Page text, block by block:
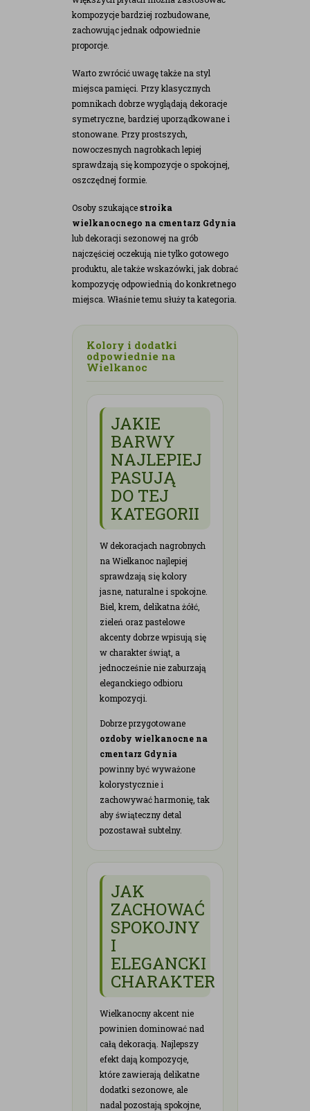
kompozycje bardziej rozbudowane,
zachowując jednak odpowiednie
proporcje.
Warto zwrócić uwagę także na styl
miejsca pamięci. Przy klasycznych
pomnikach dobrze wyglądają dekoracje
symetryczne, bardziej uporządkowane i
stonowane. Przy prostszych,
nowoczesnych nagrobkach lepiej
sprawdzają się kompozycje o spokojnej,
oszczędnej formie.
Osoby szukającestroika
wielkanocnego na cmentarz Gdynia
lub dekoracji sezonowej na grób
najczęściej oczekują nie tylko gotowego
produktu, ale także wskazówki, jak dobrać
kompozycję odpowiednią do konkretnego
miejsca. Właśnie temu służy ta kategoria.
Kolory i dodatki
odpowiednie na
Wielkanoc
JAKIE
BARWY
NAJLEPIEJ
PASUJĄ
DO TEJ
KATEGORII
W dekoracjach nagrobnych
na Wielkanoc najlepiej
sprawdzają się kolory
jasne, naturalne i spokojne.
Biel, krem, delikatna żółć,
zieleń oraz pastelowe
akcenty dobrze wpisują się
w charakter świąt, a
jednocześnie nie zaburzają
eleganckiego odbioru
kompozycji.
Dobrze przygotowane
ozdoby wielkanocne na
cmentarz Gdynia
powinny być wyważone
kolorystycznie i
zachowywać harmonię, tak
aby świąteczny detal
pozostawał subtelny.
JAK
ZACHOWAĆ
SPOKOJNY
I
ELEGANCKI
CHARAKTER
Wielkanocny akcent nie
powinien dominować nad
całą dekoracją. Najlepszy
efekt dają kompozycje,
które zawierają delikatne
dodatki sezonowe, ale
nadal pozostają spokojne,